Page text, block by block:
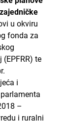
u okviru
fonda za
te
i
–
i ruralni